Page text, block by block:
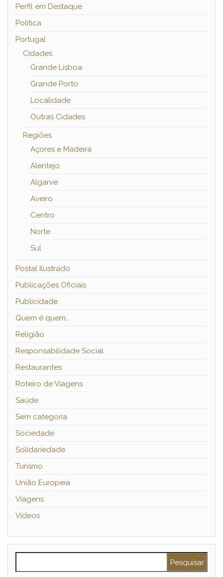
Perfil em Destaque
Política
Portugal
Cidades
Grande Lisboa
Grande Porto
Localidade
Outras Cidades
Regiões
Açores e Madeira
Alentejo
Algarve
Aveiro
Centro
Norte
Sul
Postal Ilustrado
Publicações Oficiais
Publicidade
Quem é quem…
Religião
Responsabilidade Social
Restaurantes
Roteiro de Viagens
Saúde
Sem categoria
Sociedade
Solidariedade
Turismo
União Europeia
Viagens
Vídeos